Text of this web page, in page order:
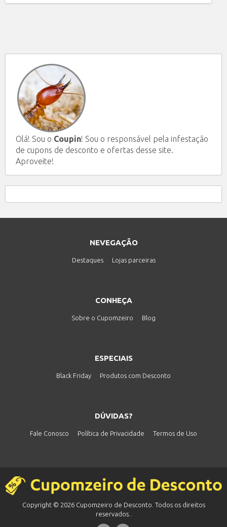
Olá! Sou o Coupin! Sou o responsável pela infestação
de cupons de desconto e ofertas desse site.
Aproveite!
NEVEGAÇÃO
Destaques Lojas parceiras
CONHEÇA
Sobre o Cupomzeiro Blog
ESPECIAIS
Black Friday Produtos com Desconto
DÚVIDAS?
Fale Conosco Política de Privacidade Termos de Uso
Copyright © 2026 Cupomzeiro de Desconto. Todos os direitos
reservados..